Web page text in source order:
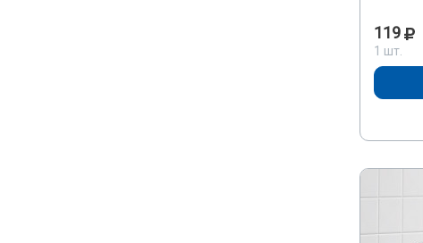
119
1 шт.